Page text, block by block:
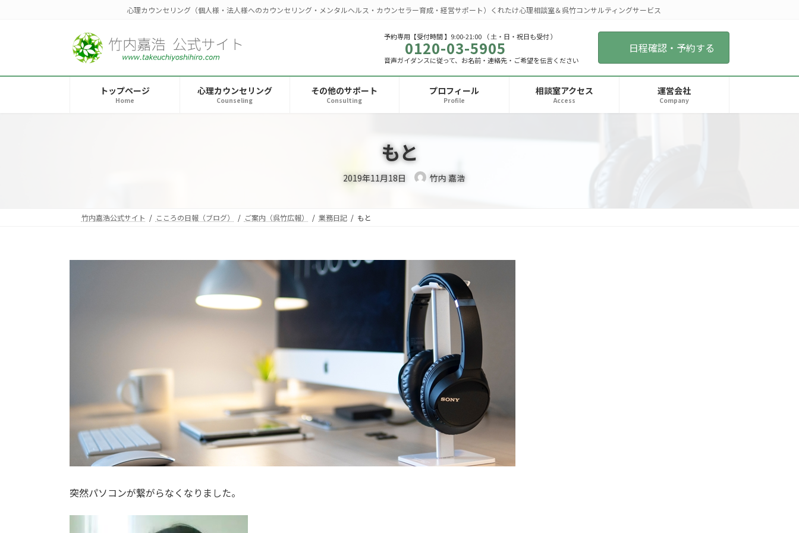
へ
ョ
心理カウンセリング（個人様・法人様へのカウンセリング・メンタルヘルス・カウンセラー育成・経営サポート）くれたけ心理相談室＆呉竹コンサルティングサービス
予約専用【受付時間 】9:00-21:00 （ 土・日・祝日も受付 ）
0120-03-5905
音声ガイダンスに従って、お名前・連絡先・ご希望を伝言ください
日程確認・予約する
トップページ
Home
心理カウンセリング
Counseling
その他のサポート
Consulting
プロフィール
Profile
相談室アクセス
Access
運営会社
Company
もと
2019年11月18日 竹内 嘉浩
竹内嘉浩公式サイト こころの日報（ブログ） ご案内（呉竹広報） 業務日記 もと
突然パソコンが繋がらなくなりました。